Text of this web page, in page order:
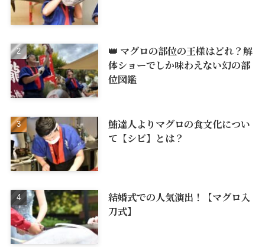
👑 マグロの部位の王様はどれ？解
体ショーでしか味わえない幻の部
位図鑑
鮪達人よりマグロの食文化につい
て【シビ】とは？
結婚式での人気演出！【マグロ入
刀式】